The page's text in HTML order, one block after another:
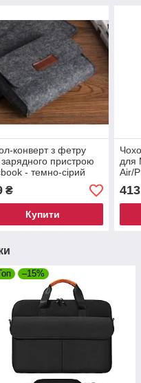
конверт з фетру
пристрою
- темно-сірий
₴
Купити
для
Air/
413
–15%